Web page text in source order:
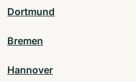
Dortmund
Bremen
Hannover